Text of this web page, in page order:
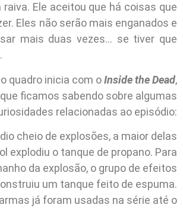
Ele aceitou que há coisas que
Eles não serão mais enganados e
mais duas vezes… se tiver que
quadro inicia com oInside the Dead,
ficamos sabendo sobre algumas
relacionadas ao episódio:
cheio de explosões, a maior delas
explodiu o tanque de propano. Para
da explosão, o grupo de efeitos
um tanque feito de espuma.
já foram usadas na série até o